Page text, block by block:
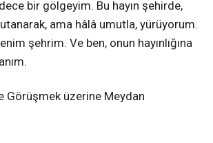
bir gölgeyim. Bu hayın şehirde,
ama hâlâ umutla, yürüyorum.
şehrim. Ve ben, onun hayınlığına
Görüşmek üzerine Meydan